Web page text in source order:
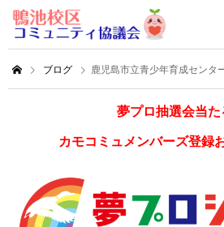
ブログ 鹿児島市立青少年育成センター「育
夢プロ抽選会当た
カモコミュメンバーズ登録